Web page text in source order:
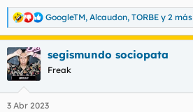
R
e
a
c
c
i
GoogleTM, Alcaudon, TORBE y 2 más
segismundo sociopata
Freak
3 Abr 2023